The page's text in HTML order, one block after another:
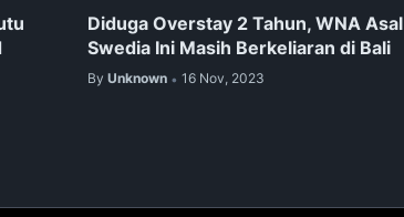
Diduga Overstay 2 Tahun, WNA Asal
Swedia Ini Masih Berkeliaran di Bali
By Unknown • 16 Nov, 2023